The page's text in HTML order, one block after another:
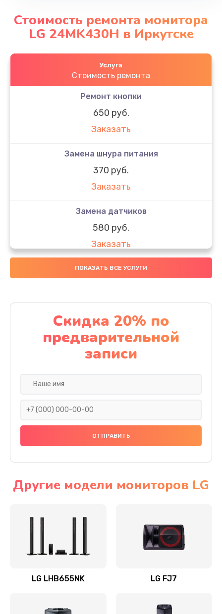
Стоимость ремонта монитора
LG 24MK430H в Иркутске
Услуга
Стоимость ремонта
Ремонт кнопки
650 руб.
Заказать
Замена шнура питания
370 руб.
Заказать
Замена датчиков
580 руб.
Заказать
Комплексная чистка
Заказать
Замена дисплея (экрана)
2000 руб.
Заказать
Ремонт платы электроники
Прошивка
Ремонт / замена кнопок, клавиш, индикаторов,
ПОКАЗАТЬ ВСЕ УСЛУГИ
Скидка 20% по
предварительной
записи
Другие модели мониторов LG
LG LHB655NK LG FJ7